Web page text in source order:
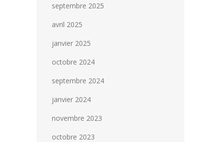
septembre 2025
avril 2025
janvier 2025
octobre 2024
septembre 2024
janvier 2024
novembre 2023
octobre 2023